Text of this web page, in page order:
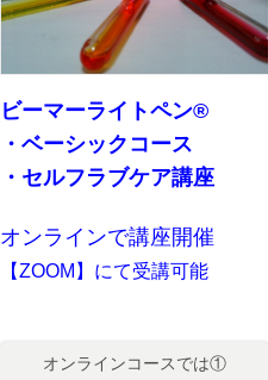
ビーマーライトペン®
・ベーシックコース
・セルフラブケア講座
オンラインで講座開催
【ZOOM】にて受講可能
オンラインコースでは①